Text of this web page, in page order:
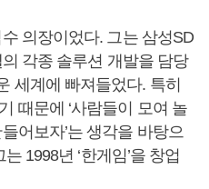
의장이었다. 그는 삼성SD
각종 솔루션 개발을 담당
세계에 빠져들었다. 특히
때문에 ‘사람들이 모여 놀
어보자’는 생각을 바탕으
1998년 ‘한게임’을 창업